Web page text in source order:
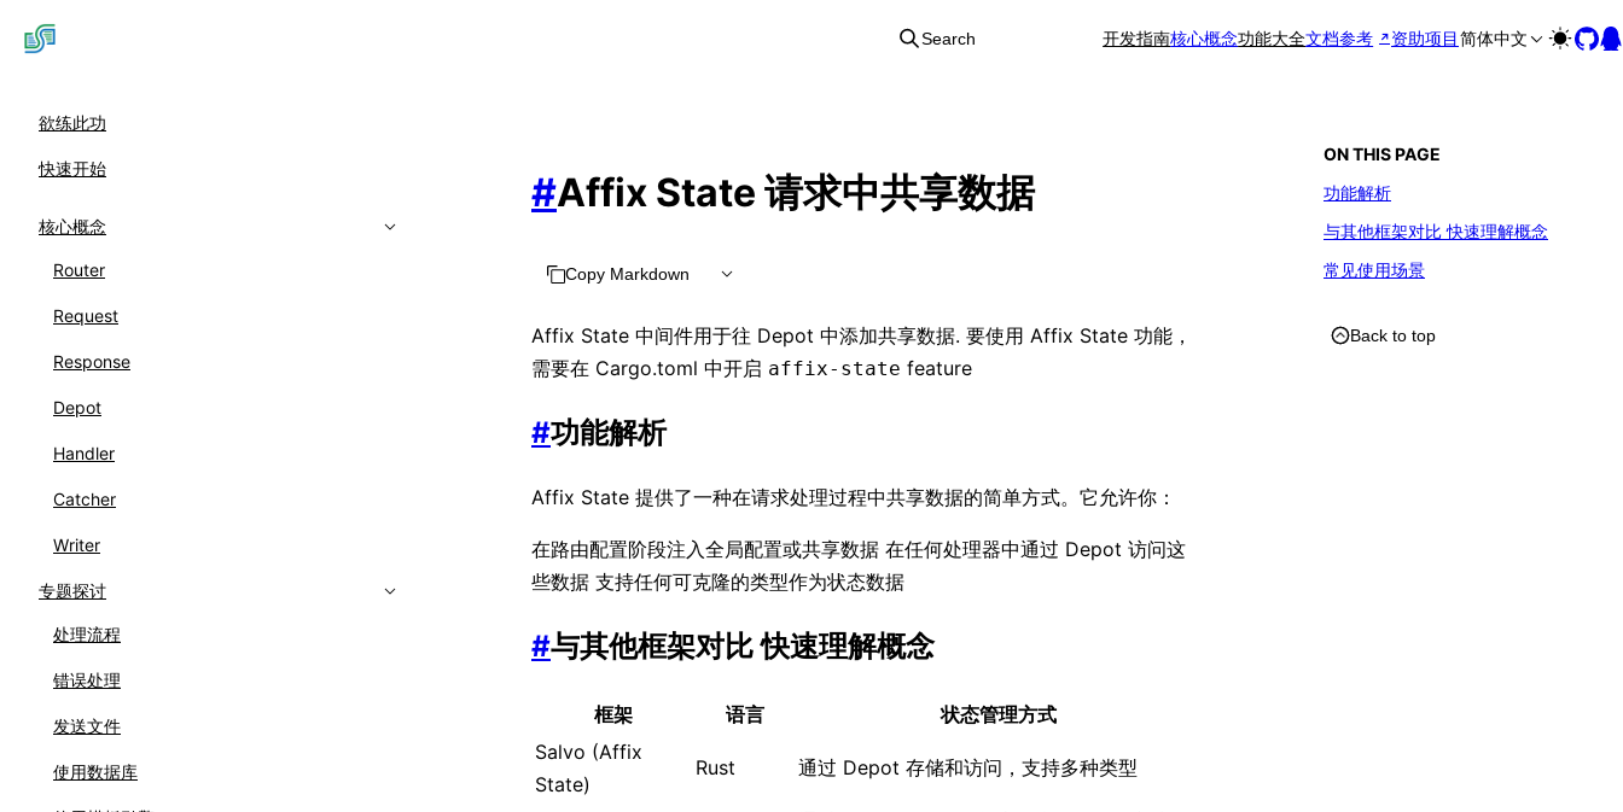
Search 开发指南核心概念功能大全文档参考 资助项目简体中文
欲练此功
快速开始
核心概念
Router
Request
Response
Depot
Handler
Catcher
Writer
专题探讨
处理流程
错误处理
发送文件
使用数据库
#Affix State 请求中共享数据
Copy Markdown
Affix State 中间件用于往 Depot 中添加共享数据. 要使用 Affix State 功能，
需要在 Cargo.toml 中开启 affix-state feature
#功能解析
Affix State 提供了一种在请求处理过程中共享数据的简单方式。它允许你：
在路由配置阶段注入全局配置或共享数据 在任何处理器中通过 Depot 访问这
些数据 支持任何可克隆的类型作为状态数据
#与其他框架对比 快速理解概念
框架 语言
状态管理方式
Salvo (Affix
State)
Rust 通过 Depot 存储和访问，支持多种类型
ON THIS PAGE
功能解析
与其他框架对比 快速理解概念
常见使用场景
Back to top